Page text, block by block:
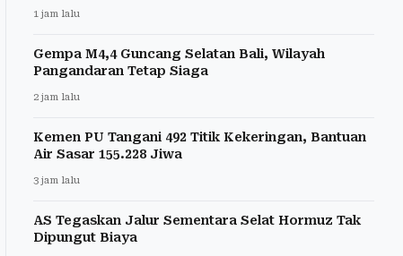
1 jam lalu
Gempa M4,4 Guncang Selatan Bali, Wilayah
Pangandaran Tetap Siaga
2 jam lalu
Kemen PU Tangani 492 Titik Kekeringan, Bantuan
Air Sasar 155.228 Jiwa
3 jam lalu
AS Tegaskan Jalur Sementara Selat Hormuz Tak
Dipungut Biaya